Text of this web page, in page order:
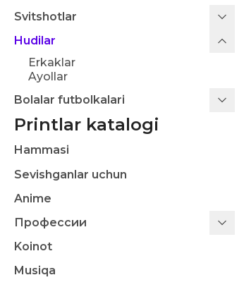
Svitshotlar
Hudilar
Erkaklar
Ayollar
Bolalar futbolkalari
Printlar katalogi
Hammasi
Sevishganlar uchun
Anime
Профессии
Koinot
Musiqa